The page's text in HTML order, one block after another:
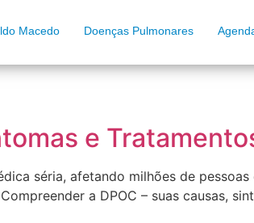
Macedo Doenças Pulmonares
e
séria, afetando milhões de
a DPOC – suas causas,